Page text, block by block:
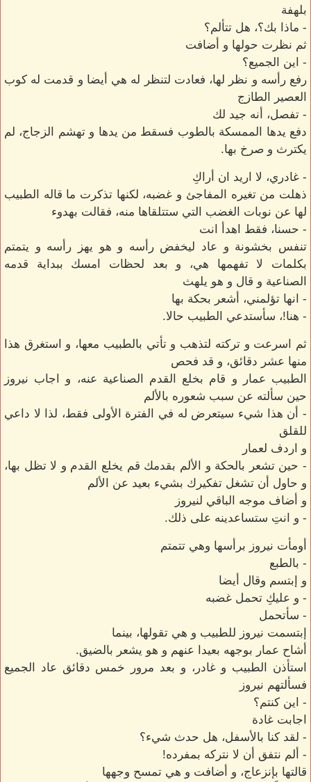
بلهفة
- ماذا بك؟، هل تتألم؟
ثم نظرت حولها و أضافت
- اين الجميع؟
رفع رأسه و نظر لها، فعادت لتنظر له هي أيضا و قدمت له كوب
العصير الطازج
- تفصل، أنه جيد لك
دفع يدها الممسكة بالطوب فسقط من يدها و تهشم الزجاج، لم
يكترث و صرخ بها.
- غادري، لا اريد ان أراكِ
ذهلت من تغيره المفاجئ و غضبه، لكنها تذكرت ما قاله الطبيب
لها عن نوبات الغضب التي ستتلقاها منه، فقالت بهدوء
- حسنا، فقط اهدأ انت
تنفس بخشونة و عاد ليخفض رأسه و هو يهز رأسه و يتمتم
بكلمات لا تفهمها هي، و بعد لحظات امسك ببداية قدمه
الصناعية و قال و هو يلهث
- انها تؤلمني، أشعر بحكة بها
- هنا!، سأستدعي الطبيب حالا.
ثم اسرعت و تركته لتذهب و تأتي بالطبيب معها، و استغرق هذا
منها عشر دقائق، و قد فحص
الطبيب عمار و قام بخلع القدم الصناعية عنه، و اجاب نيروز
حين سألته عن سبب شعوره بالألم
- أن هذا شيء سيتعرض له في الفترة الأولى فقط، لذا لا داعي
للقلق
و اردف لعمار
- حين تشعر بالحكة و الألم بقدمك قم يخلع القدم و لا تظل بها،
و حاول أن تشغل تفكيرك بشيء بعيد عن الألم
و أضاف موجه الباقي لنيروز
- و انتِ ستساعدينه على ذلك.
أومأت نيروز برأسها وهي تتمتم
- بالطبع
و إبتسم وقال أيضا
- و عليكِ تحمل غضبه
- سأتحمل
إبتسمت نيروز للطبيب و هي تقولها، بينما
أشاح عمار بوجهه بعيدا عنهم و هو يشعر بالضيق.
استأذن الطبيب و غادر، و بعد مرور خمس دقائق عاد الجميع
فسألتهم نيروز
- اين كنتم؟
اجابت غادة
- لقد كنا بالأسفل، هل حدث شيء؟
- ألم نتفق أن لا نتركه بمفرده!
قالتها بإنزعاج، و أضافت و هي تمسح وجهها